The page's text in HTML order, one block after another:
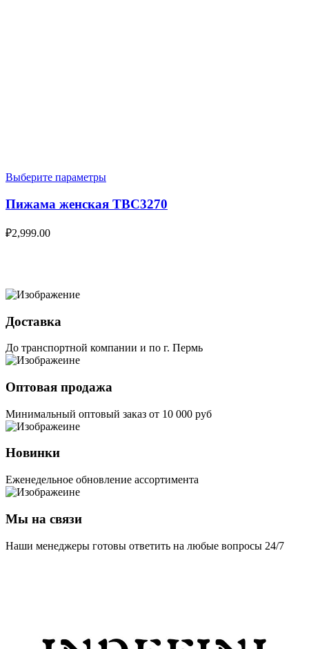
Выберите параметры
Пижама женская TBC3270
₽2,999.00
Доставка
До транспортной компании и по г. Пермь
Оптовая продажа
Минимальный оптовый заказ от 10 000 руб
Новинки
Еженедельное обновление ассортимента
Мы на связи
Наши менеджеры готовы ответить на любые вопросы 24/7